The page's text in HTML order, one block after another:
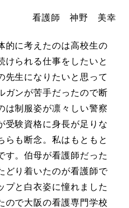
看護師 神野 美幸
に考えたのは高校生の
けられる仕事をしたいと
先生になりたいと思って
ガンが苦手だったので断
は制服姿が凛々しい警察
受験資格に身長が足りな
らも断念。私はもともと
す。伯母が看護師だった
どり着いたのが看護師で
プと白衣姿に憧れました
ので大阪の看護専門学校